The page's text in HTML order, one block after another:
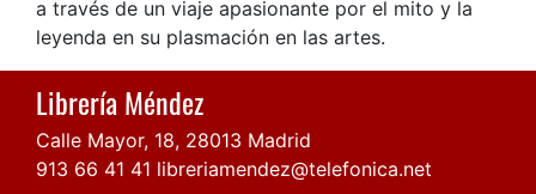
a través de un viaje apasionante por el mito y la
leyenda en su plasmación en las artes.
Librería Méndez
Calle Mayor, 18, 28013 Madrid
913 66 41 41 libreriamendez@telefonica.net